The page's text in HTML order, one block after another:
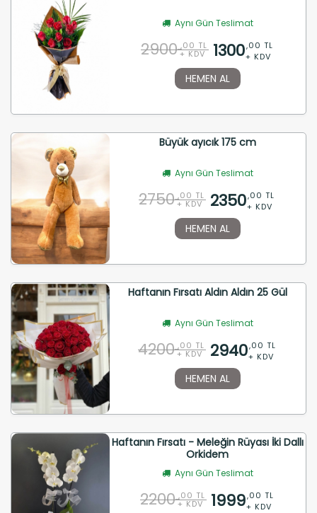
Aynı Gün Teslimat
2900 ,00 TL
+ KDV 1300,00 TL
+ KDV
HEMEN AL
Büyük ayıcık 175 cm
Aynı Gün Teslimat
2750 ,00 TL
+ KDV 2350,00 TL
+ KDV
HEMEN AL
Haftanın Fırsatı Aldın Aldın 25 Gül
Aynı Gün Teslimat
4200 ,00 TL
+ KDV 2940,00 TL
+ KDV
HEMEN AL
Haftanın Fırsatı - Meleğin Rüyası İki Dallı
Orkidem
Aynı Gün Teslimat
2200 ,00 TL
+ KDV 1999,00 TL
+ KDV